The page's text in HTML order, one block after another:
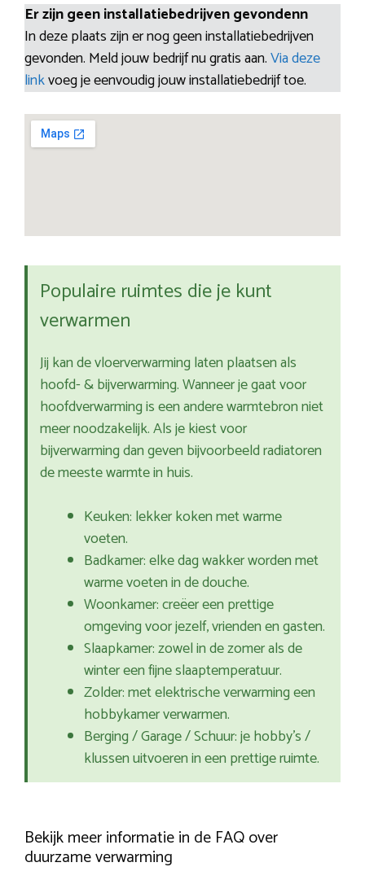
Er zijn geen installatiebedrijven gevondenn
In deze plaats zijn er nog geen installatiebedrijven
gevonden. Meld jouw bedrijf nu gratis aan.Via deze
linkvoeg je eenvoudig jouw installatiebedrijf toe.
Populaire ruimtes die je kunt
verwarmen
Jij kan de vloerverwarming laten plaatsen als
hoofd- & bijverwarming. Wanneer je gaat voor
hoofdverwarming is een andere warmtebron niet
meer noodzakelijk. Als je kiest voor
bijverwarming dan geven bijvoorbeeld radiatoren
de meeste warmte in huis.
Keuken: lekker koken met warme
voeten.
Badkamer: elke dag wakker worden met
warme voeten in de douche.
Woonkamer: creëer een prettige
omgeving voor jezelf, vrienden en gasten.
Slaapkamer: zowel in de zomer als de
winter een fijne slaaptemperatuur.
Zolder: met elektrische verwarming een
hobbykamer verwarmen.
Berging / Garage / Schuur: je hobby’s /
klussen uitvoeren in een prettige ruimte.
Bekijk meer informatie in de FAQ over
duurzame verwarming